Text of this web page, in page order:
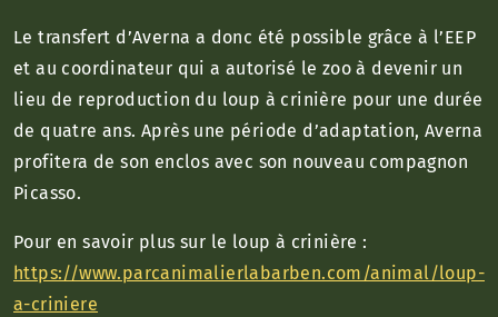
Le transfert d’Averna a donc été possible grâce à l’EEP
et au coordinateur qui a autorisé le zoo à devenir un
lieu de reproduction du loup à crinière pour une durée
de quatre ans. Après une période d’adaptation, Averna
profitera de son enclos avec son nouveau compagnon
Picasso.
Pour en savoir plus sur le loup à crinière :
https://www.parcanimalierlabarben.com/animal/loup-
a-criniere